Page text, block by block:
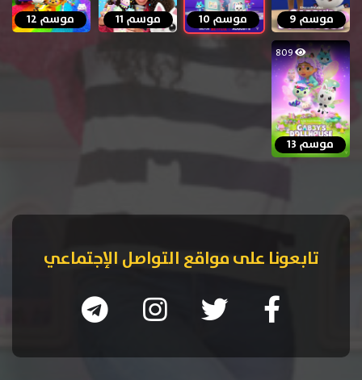
موسم 9 موسم 10 موسم 11 موسم 12
809
موسم 13
تابعونا على مواقع التواصل الإجتماعي